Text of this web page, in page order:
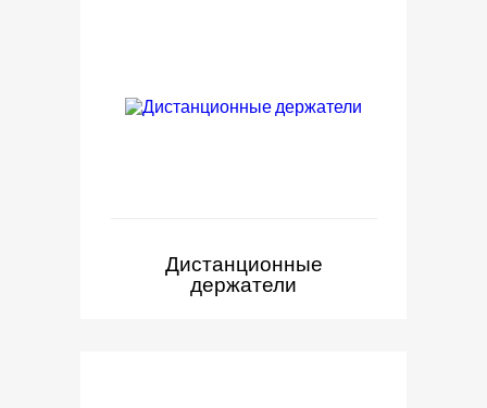
Дистанционные
держатели